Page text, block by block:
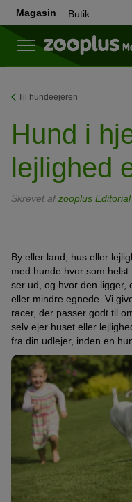
Magasin Butik
Til hundeejeren
Hund i
lejlighed
Skrevet afzooplus
By eller land, hus eller
med hunde hvor som
ser ud, og hvor den ligger,
eller mindre egnede. Vi
racer, der passer godt til
selv ejer huset eller
fra din udlejer, inden en